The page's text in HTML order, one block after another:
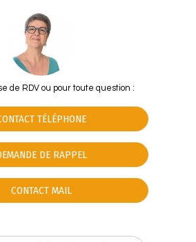
de RDV ou pour toute question :
TÉLÉPHONE
DE RAPPEL
CONTACT MAIL